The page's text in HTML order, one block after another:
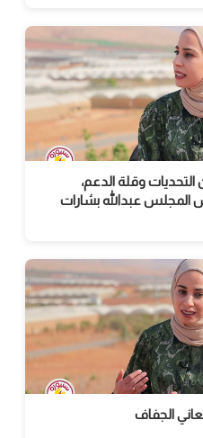
وقلة الدعم،
عبدالله بشارات
الجفاف